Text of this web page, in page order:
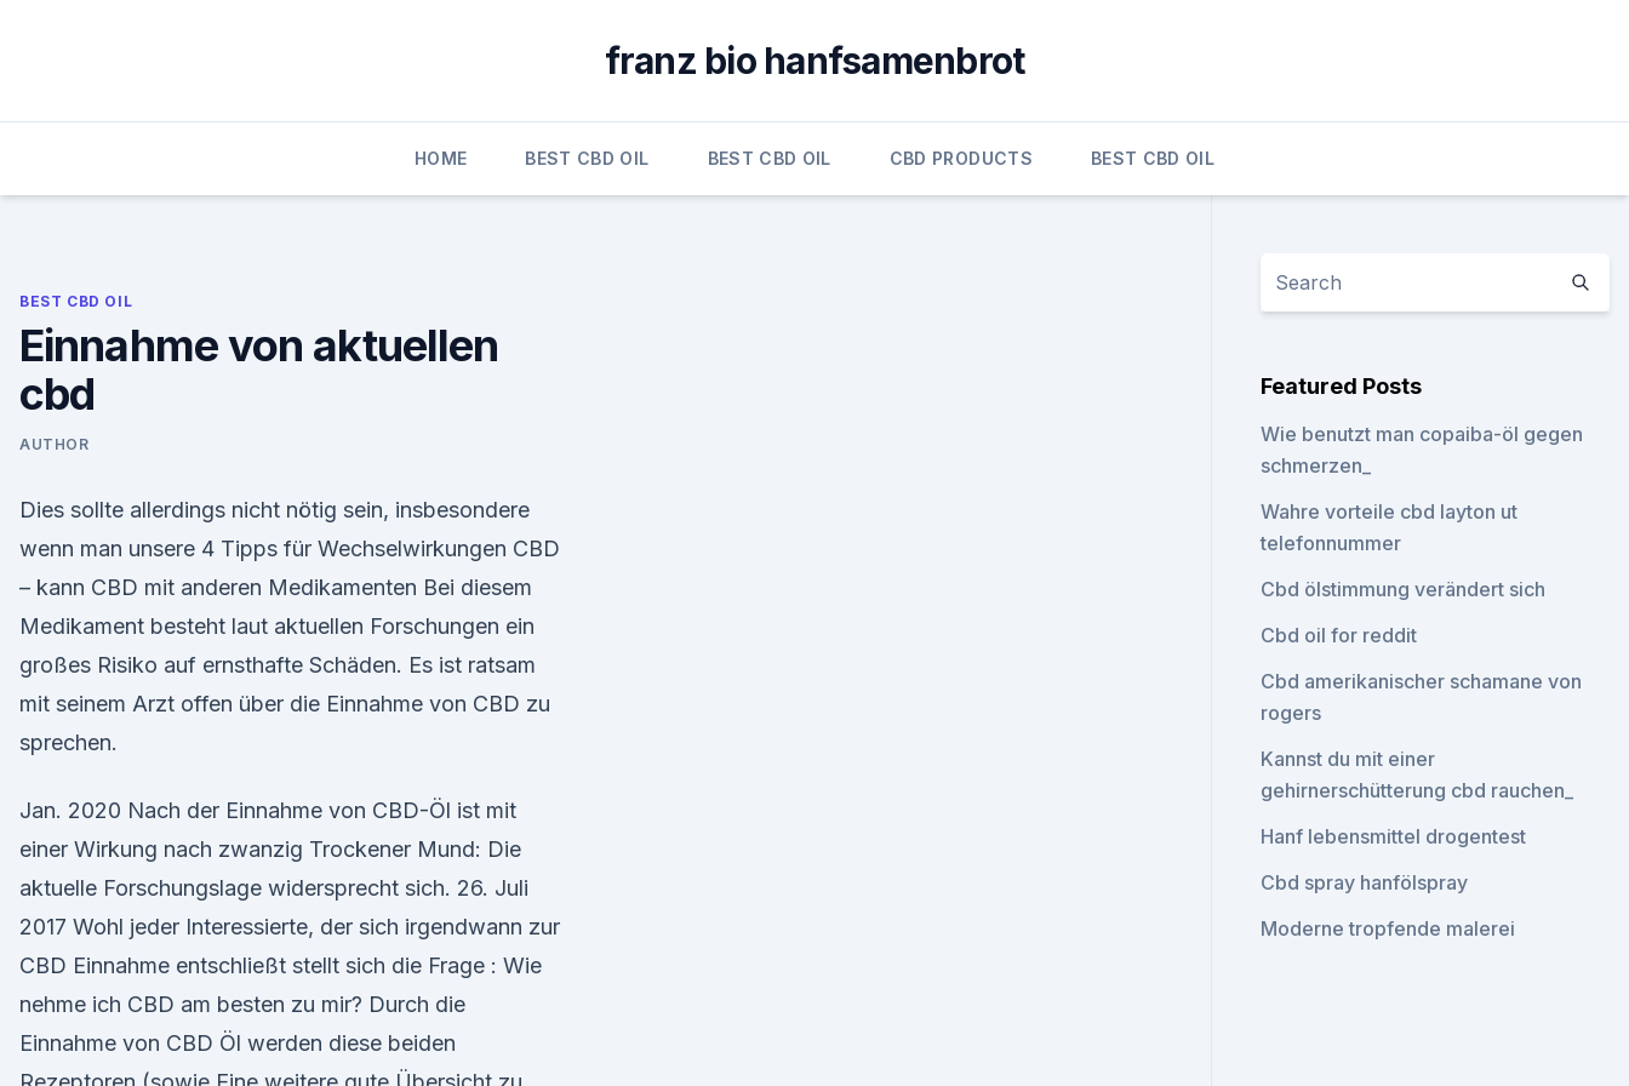
franz bio hanfsamenbrot
HOME BEST CBD OIL BEST CBD OIL CBD PRODUCTS BEST CBD OIL
BEST CBD OIL
Einnahme von aktuellen
cbd
AUTHOR
Dies sollte allerdings nicht nötig sein, insbesondere
wenn man unsere 4 Tipps für Wechselwirkungen CBD
– kann CBD mit anderen Medikamenten Bei diesem
Medikament besteht laut aktuellen Forschungen ein
großes Risiko auf ernsthafte Schäden. Es ist ratsam
mit seinem Arzt offen über die Einnahme von CBD zu
sprechen.
Jan. 2020 Nach der Einnahme von CBD-Öl ist mit
einer Wirkung nach zwanzig Trockener Mund: Die
aktuelle Forschungslage widersprecht sich. 26. Juli
2017 Wohl jeder Interessierte, der sich irgendwann zur
CBD Einnahme entschließt stellt sich die Frage : Wie
nehme ich CBD am besten zu mir? Durch die
Einnahme von CBD Öl werden diese beiden
Featured Posts
Wie benutzt man copaiba-öl gegen
schmerzen_
Wahre vorteile cbd layton ut
telefonnummer
Cbd ölstimmung verändert sich
Cbd oil for reddit
Cbd amerikanischer schamane von
rogers
Kannst du mit einer
gehirnerschütterung cbd rauchen_
Hanf lebensmittel drogentest
Cbd spray hanfölspray
Moderne tropfende malerei